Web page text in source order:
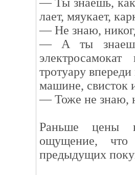
лает, мяукает,
— Не знаю,
— А ты
тротуару
машине, свисток
— Тоже не знаю,
Раньше цены
ощущение,
предыдущих